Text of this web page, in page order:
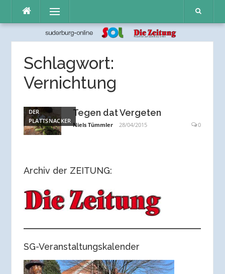
Inhalt
Menü
Schlagwort:
Vernichtung
DER
PLATTSNACKER
Tegen dat Vergeten
Niels Tümmler 28/04/2015 0
Archiv der ZEITUNG:
SG-Veranstaltungskalender